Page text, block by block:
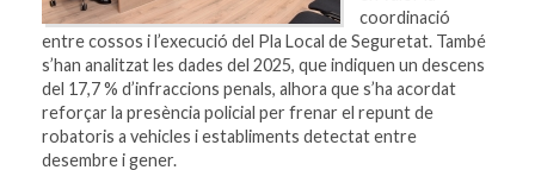
coordinació
entre cossos i l’execució del Pla Local de Seguretat. També
s’han analitzat les dades del 2025, que indiquen un descens
del 17,7 % d’infraccions penals, alhora que s’ha acordat
reforçar la presència policial per frenar el repunt de
robatoris a vehicles i establiments detectat entre
desembre i gener.